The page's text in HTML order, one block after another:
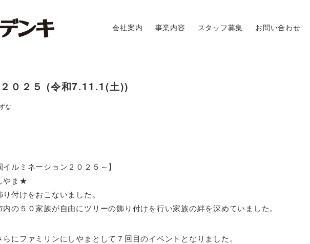
会社案内 事業内容 スタッフ募集 お問い合わせ
０２５ (令和7.11.1(土))
な
ルミネーション２０２５～】
やま★
付けをおこないました。
の５０家族が自由にツリーの飾り付けを行い家族の絆を深めていました。
にファミリンにしやまとして７回目のイベントとなりました。